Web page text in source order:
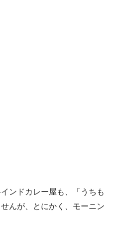
ンドカレー屋も、「うちも
んが、とにかく、モーニン